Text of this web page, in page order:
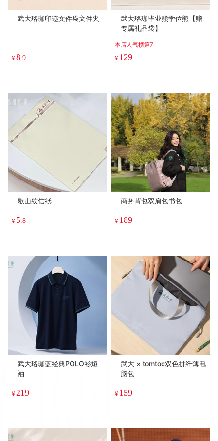
武大珞珈印迹文件袋文件夹
¥8.9
武大珞珈毕业熊学位熊【赠
专属礼品袋】
本店人气榜第7
¥ 129
歇山纹信纸
¥ 5.8
商务背包双肩包书包
¥ 189
武大珞珈蓝经典POLO衫短
袖
¥219
武大 × tomtoc双色拼纤薄电
脑包
¥ 159